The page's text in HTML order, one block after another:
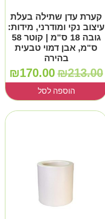
קערת עדן שתילה בעלת
עיצוב נקי ומודרני, מידות:
גובה 18 ס"מ | קוטר 58
ס"מ, אבן דמוי טבעית
בהירה
₪213.00
₪170.00
הוספה לסל